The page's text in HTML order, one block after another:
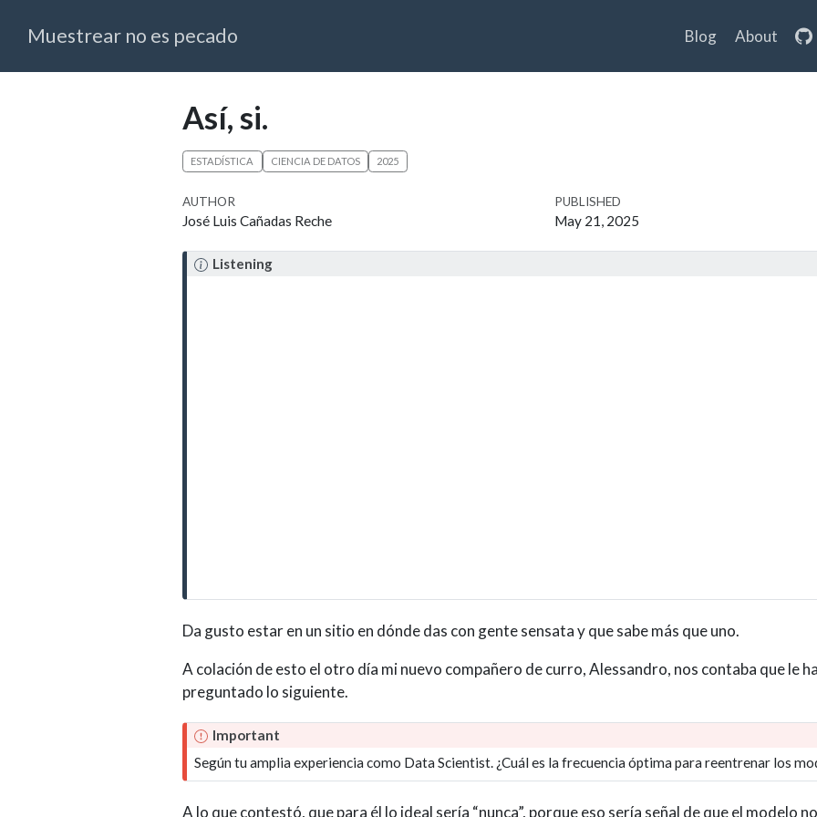
Muestrear no es pecado Blog About
Así, si.
ESTADÍSTICA CIENCIA DE DATOS 2025
AUTHOR
José Luis Cañadas Reche
PUBLISHED
May 21, 2025
Listening
Da gusto estar en un sitio en dónde das con gente sensata y que sabe más que uno.
A colación de esto el otro día mi nuevo compañero de curro, Alessandro, nos contaba que le
preguntado lo siguiente.
Important
Según tu amplia experiencia como Data Scientist. ¿Cuál es la frecuencia óptima para reentrenar los
A lo que contestó, que para él lo ideal sería “nunca”, porque eso sería señal de que el modelo